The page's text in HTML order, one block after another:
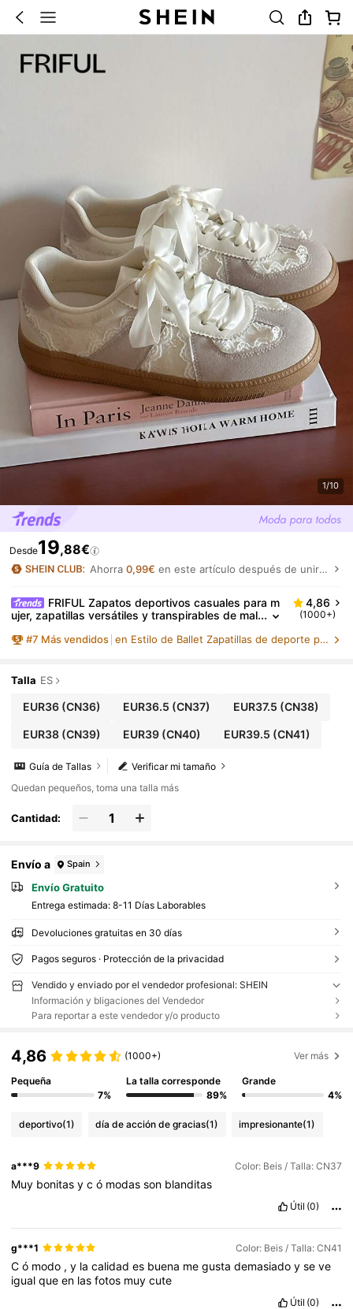
1/10
Desde19,88€
Ahorra 0,99€ en este artículo después de unirte.
FRIFUL Zapatos deportivos casuales para m
ujer, zapatillas versátiles y transpirables de mal
portivos, zapatos de mujer, gris claro
4,86
(1000+)
#7 Más vendidos en Estilo de Ballet Zapatillas de deporte para muj
Talla ES
EUR36(CN36) EUR36.5 (CN37) EUR37.5 (CN38)
EUR38(CN39) EUR39 (CN40) EUR39.5 (CN41)
Verificar mi tamaño
Guía de Tallas
Quedan pequeños, toma una talla más
Cantidad:
Envío a Spain
Envío Gratuito
Entrega estimada: 8-11 Días Laborables
Devoluciones gratuitas en 30 días
Pagos seguros · Protección de la privacidad
Vendido y enviado por el vendedor profesional: SHEIN
Información y bligaciones del Vendedor
Para reportar a este vendedor y/o producto
4,86 (1000+) Ver más
Pequeña
7%
La talla corresponde
89%
Grande
4%
deportivo(1) día de acción de gracias(1) impresionante(1)
a***9 Color: Beis / Talla: CN37
Muy bonitasycó modasson blanditas
Útil (0)
g***1 Color: Beis / Talla: CN41
Có modo ,y lacalidades buena megustademasiadoyseve
igualqueen lasfotos muycute
Útil (0)